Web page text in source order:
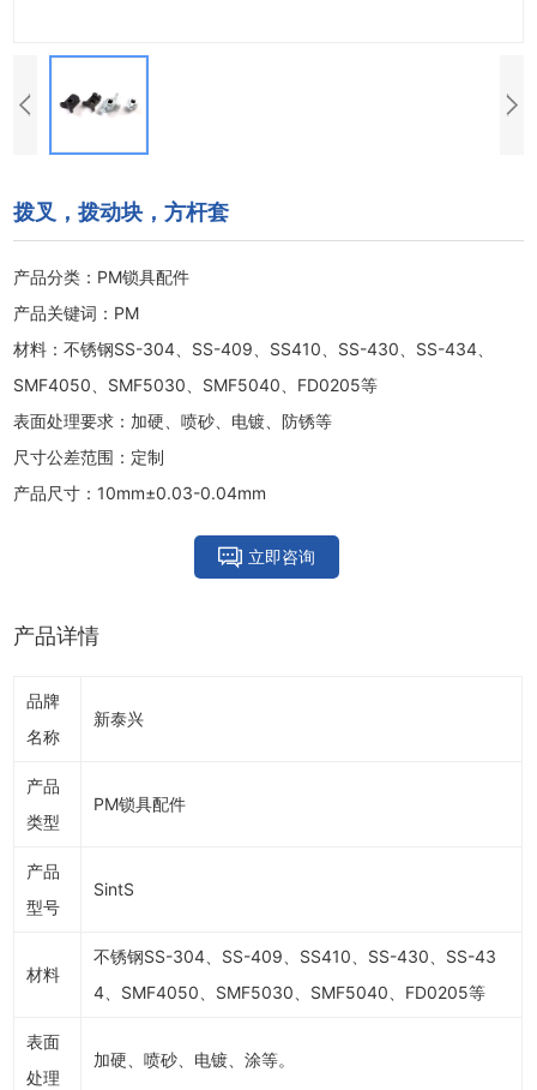
拨叉，拨动块，方杆套
产品分类：PM锁具配件
产品关键词：PM
材料：不锈钢SS-304、SS-409、SS410、SS-430、SS-434、
SMF4050、SMF5030、SMF5040、FD0205等
表面处理要求：加硬、喷砂、电镀、防锈等
尺寸公差范围：定制
产品尺寸：10mm±0.03-0.04mm
立即咨询
产品详情
品牌
名称
新泰兴
产品
类型
PM锁具配件
产品
型号
SintS
材料
不锈钢SS-304、SS-409、SS410、SS-430、SS-43
4、SMF4050、SMF5030、SMF5040、FD0205等
表面
处理
加硬、喷砂、电镀、涂等。